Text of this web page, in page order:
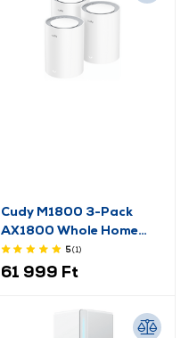
Cudy M1800 3-Pack
AX1800 Whole Home
Mesh WiFi rendszer
5(1)
61 999 Ft